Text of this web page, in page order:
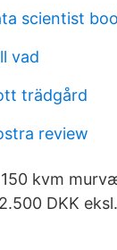
scientist
vad
trädgård
review
kvm
DKK eksl.